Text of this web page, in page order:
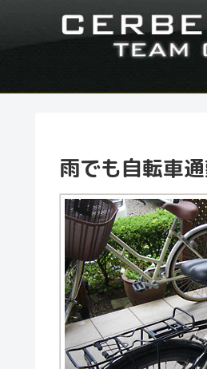
雨でも自転車